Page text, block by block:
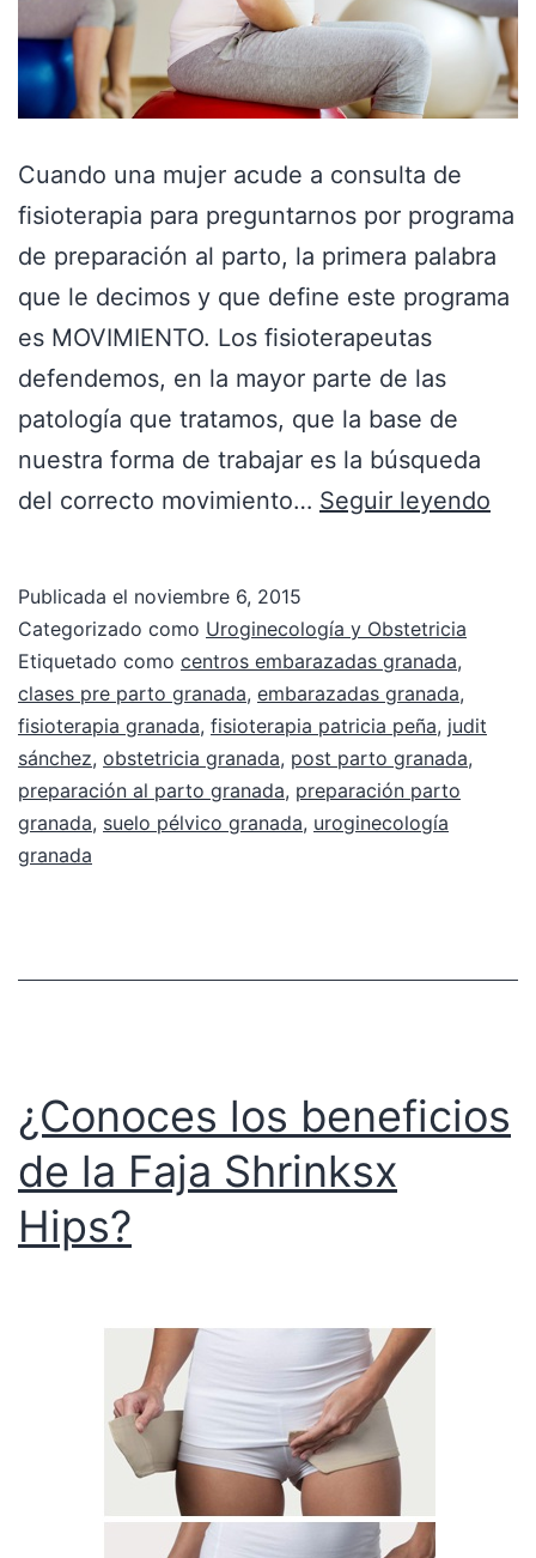
Cuando una mujer acude a consulta de
fisioterapia para preguntarnos por programa
de preparación al parto, la primera palabra
que le decimos y que define este programa
es MOVIMIENTO. Los fisioterapeutas
defendemos, en la mayor parte de las
patología que tratamos, que la base de
nuestra forma de trabajar es la búsqueda
del correcto movimiento… Seguir leyendo
Publicada el noviembre 6, 2015
Categorizado como Uroginecología y Obstetricia
Etiquetado como centros embarazadas granada,
clases pre parto granada, embarazadas granada,
fisioterapia granada, fisioterapia patricia peña, judit
sánchez, obstetricia granada, post parto granada,
preparación al parto granada, preparación parto
granada, suelo pélvico granada, uroginecología
granada
¿Conoces los beneficios
de la Faja Shrinksx
Hips?